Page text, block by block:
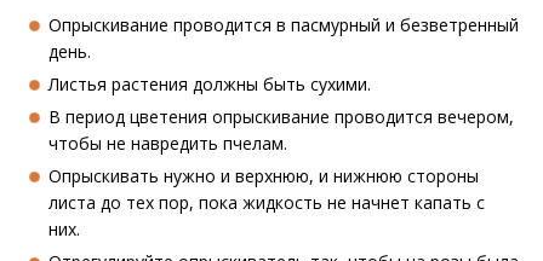
Опрыскивание проводится в пасмурный и безветренный
день.
Листья растения должны быть сухими.
В период цветения опрыскивание проводится вечером,
чтобы не навредить пчелам.
Опрыскивать нужно и верхнюю, и нижнюю стороны
листа до тех пор, пока жидкость не начнет капать с
них.